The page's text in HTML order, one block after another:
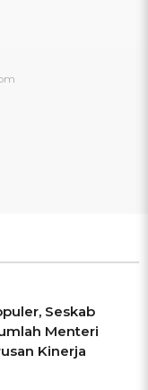
Seskab
Menteri
Kinerja